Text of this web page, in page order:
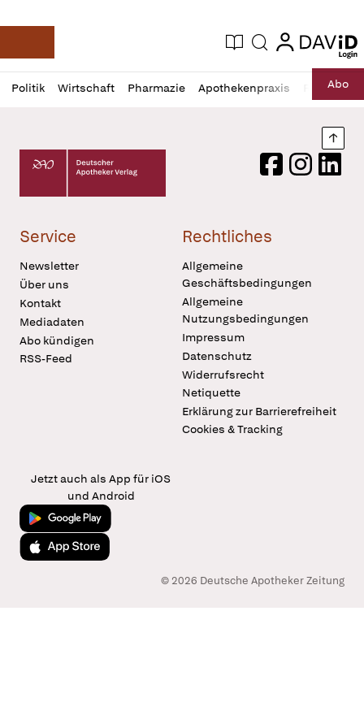
Deutsche Apotheker Zeitung
Aktuelle Ausgabe
Suche login
login
Politik Wirtschaft Pharmazie Apothekenpraxis RechtAbo
Profil
öffnen
Daz
Pur
Deutscher Apotheker Verlag Logo
FacebookInstagram
Service
Newsletter
Über uns
Kontakt
Mediadaten
Abo kündigen
RSS-Feed
Rechtliches
Allgemeine
Geschäftsbedingungen
Allgemeine
Nutzungsbedingungen
Impressum
Datenschutz
Widerrufsrecht
Netiquette
Erklärung zur Barrierefreiheit
Cookies & Tracking
Jetzt auch als App für iOS
und Android
Jetzt bei Google Play
Laden im App Store
© 2026 Deutsche Apotheker Zeitung